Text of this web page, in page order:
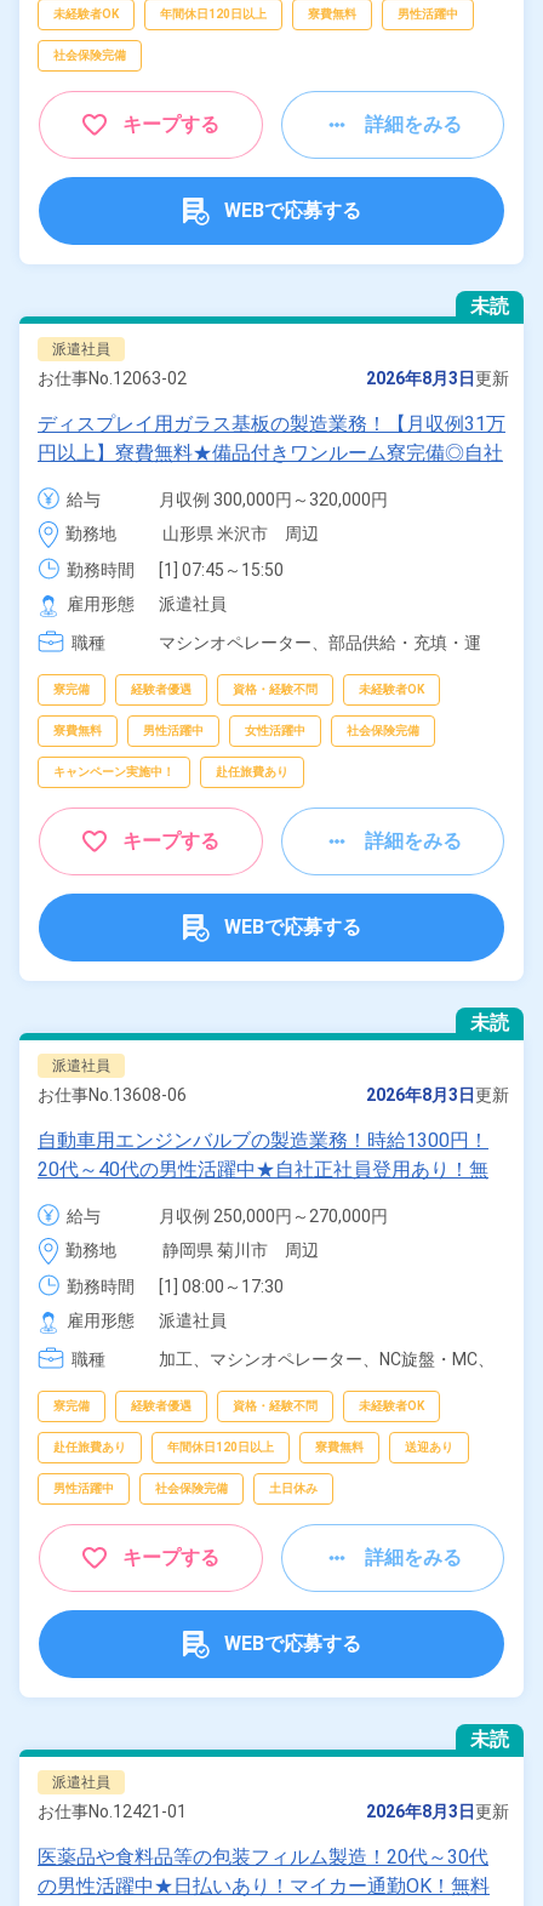
未経験者OK 年間休日120日以上 寮費無料 男性活躍中
社会保険完備
キープする 詳細をみる
WEBで応募する
未読
派遣社員
お仕事No.12063-02 2026年8月3日更新
ディスプレイ用ガラス基板の製造業務！【月収例31万
円以上】寮費無料★備品付きワンルーム寮完備◎自社
正社員登用あり！20代～30代の男女活躍中★マイカ
ー通勤OK＆工場敷地内に無料駐車場あり！就業先食
堂利用可！クリーンルーム内作業！空調完備で快適◎
日払いあり！《山形県米沢市》
給与
月収例 300,000円～320,000円
時給 1,700円～1,700円
勤務地
山形県 米沢市　周辺
勤務時間
[1] 07:45～15:50
[2] 15:45～23:50
[3] 23:45～07:50
[4] 07:45～16:50
[6] 23:45～11:50
雇用形態
派遣社員
職種
マシンオペレーター、 部品供給・充填・運
寮完備 経験者優遇 資格・経験不問 未経験者OK
寮費無料 男性活躍中 女性活躍中 社会保険完備
キャンペーン実施中！ 赴任旅費あり
キープする 詳細をみる
WEBで応募する
未読
派遣社員
お仕事No.13608-06 2026年8月3日更新
自動車用エンジンバルブの製造業務！時給1300円！
20代～40代の男性活躍中★自社正社員登用あり！無
料送迎あり！マイカー通勤OK！無料駐車場あり！社
員食堂利用可！日払いあり！赴任旅費会社負担！《静
岡県菊川市》
給与
月収例 250,000円～270,000円
時給 1,300円～1,300円
勤務地
静岡県 菊川市　周辺
勤務時間
[1] 08:00～17:30
[2] 21:00～06:00
雇用形態
派遣社員
職種
加工、 マシンオペレーター、
NC旋盤・MC、
寮完備 経験者優遇 資格・経験不問 未経験者OK
赴任旅費あり 年間休日120日以上 寮費無料 送迎あり
男性活躍中 社会保険完備 土日休み
キープする 詳細をみる
WEBで応募する
未読
派遣社員
お仕事No.12421-01 2026年8月3日更新
医薬品や食料品等の包装フィルム製造！20代～30代
の男性活躍中★日払いあり！マイカー通勤OK！無料